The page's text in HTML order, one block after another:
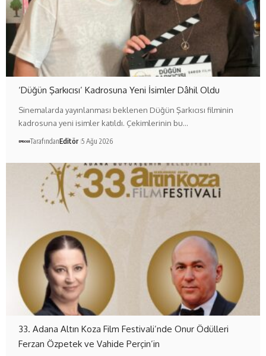
‘Düğün Şarkıcısı’ Kadrosuna Yeni İsimler Dâhil Oldu
Sinemalarda yayınlanması beklenen Düğün Şarkıcısı filminin
kadrosuna yeni isimler katıldı. Çekimlerinin bu…
TarafındanEditör 5 Ağu 2026
33. Adana Altın Koza Film Festivali’nde Onur Ödülleri
Ferzan Özpetek ve Vahide Perçin’in